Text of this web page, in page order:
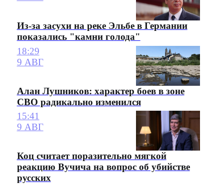
Из-за засухи на реке Эльбе в Германии
показались "камни голода"
18:29
9 АВГ
Алан Лушников: характер боев в зоне
СВО радикально изменился
15:41
9 АВГ
Коц считает поразительно мягкой
реакцию Вучича на вопрос об убийстве
русских